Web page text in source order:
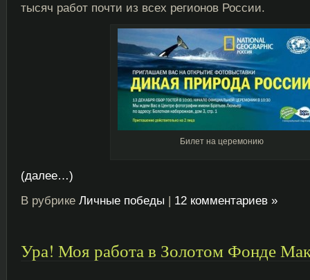
тысяч работ почти из всех регионов России.
Билет на церемонию
(далее…)
В рубрике Личные победы | 12 комментариев »
Ура! Моя работа в Золотом Фонде